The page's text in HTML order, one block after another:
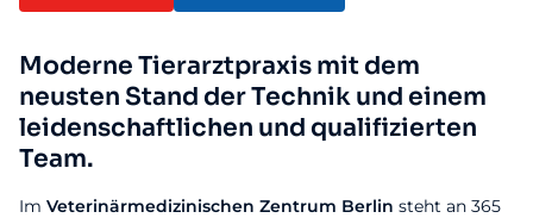
Moderne Tierarztpraxis mit dem
neusten Stand der Technik und einem
leidenschaftlichen und qualifizierten
Team.
Im Veterinärmedizinischen Zentrum Berlin steht an 365